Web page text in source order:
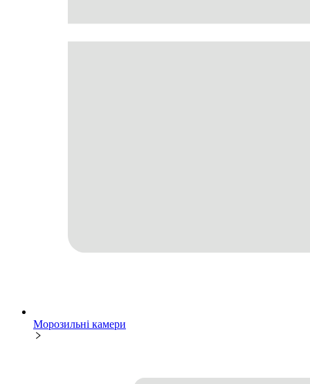
Морозильні камери